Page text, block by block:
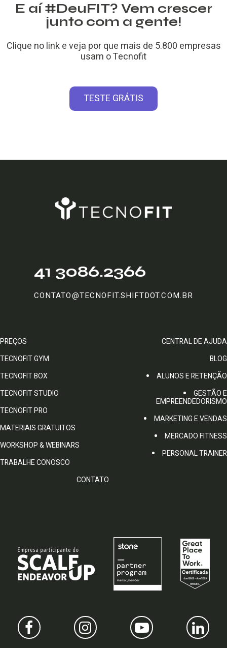
E aí #DeuFIT? Vem crescer
junto com a gente!
Clique no link e veja por que mais de 5.800 empresas
usam o Tecnofit
TESTE GRÁTIS
41 3086.2366
CONTATO@TECNOFIT.SHIFTDOT.COM.BR
PREÇOS
TECNOFIT GYM
TECNOFIT BOX
TECNOFIT STUDIO
TECNOFIT PRO
MATERIAIS GRATUITOS
WORKSHOP & WEBINARS
TRABALHE CONOSCO
CONTATO
CENTRAL DE AJUDA
BLOG
ALUNOS E RETENÇÃO
GESTÃO E
EMPREENDEDORISMO
MARKETING E VENDAS
MERCADO FITNESS
PERSONAL TRAINER